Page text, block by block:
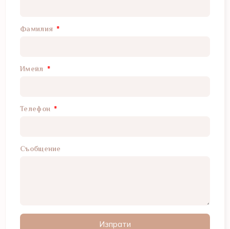
Фамилия
Имейл
Телефон
Съобщение
Изпрати